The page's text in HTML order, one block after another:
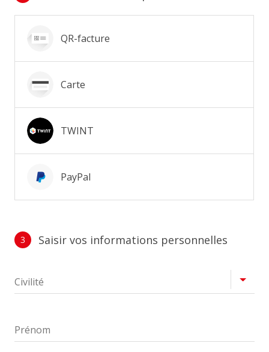
QR-facture
Carte
TWINT
PayPal
3 Saisir vos informations personnelles
Civilité
Prénom